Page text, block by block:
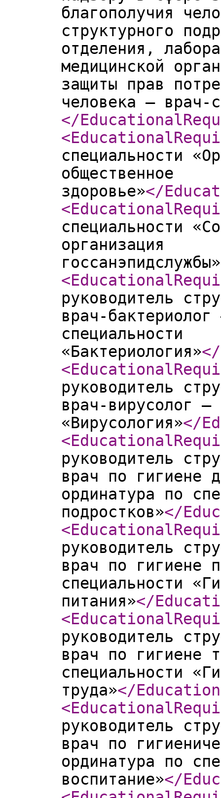
благополучия
структурного
отделения,
медицинской
защиты прав
человека – врач-
</
специальности
общественное
здоровье»</
специальности
организация
госсанэпидслужбы»
руководитель
врач-
специальности
«Бактериология»
руководитель
врач-вирусолог –
«Вирусология»</
руководитель
врач по гигиене
ординатура по
подростков»</
руководитель
врач по гигиене
специальности
питания»</
руководитель
врач по гигиене
специальности
труда»</
руководитель
врач по
ординатура по
воспитание»</